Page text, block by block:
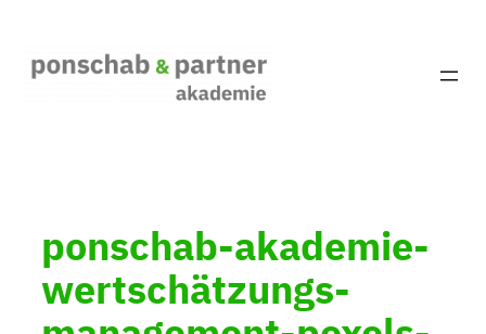
Inhalt
springen
ponschab-akademie-
wertschätzungs-